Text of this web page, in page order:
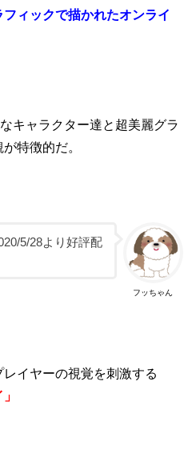
ィックで描かれたオンライ
キャラクター達と超美麗グラ
特徴的だ。
フッちゃん
5/28より好評配
イヤーの視覚を刺激する